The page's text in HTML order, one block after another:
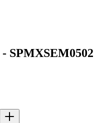
- SPMXSEM0502